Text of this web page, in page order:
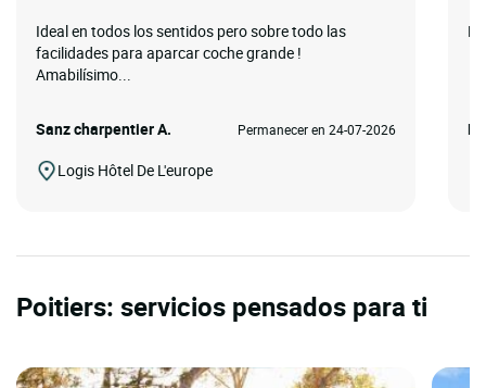
Ideal en todos los sentidos pero sobre todo las
facilidades para aparcar coche grande !
Amabilísimo...
Sanz charpentier A. Permanecer en 24-07-2026
Logis Hôtel De L'europe
Poitiers: servicios pensados para ti